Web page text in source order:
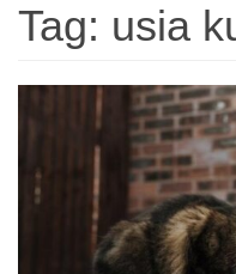
Tag: usia